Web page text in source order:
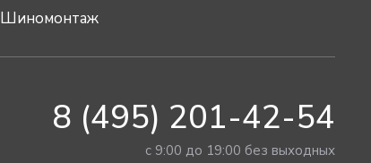
Шиномонтаж
8 (495) 201-42-54
с 9:00 до 19:00 без выходных